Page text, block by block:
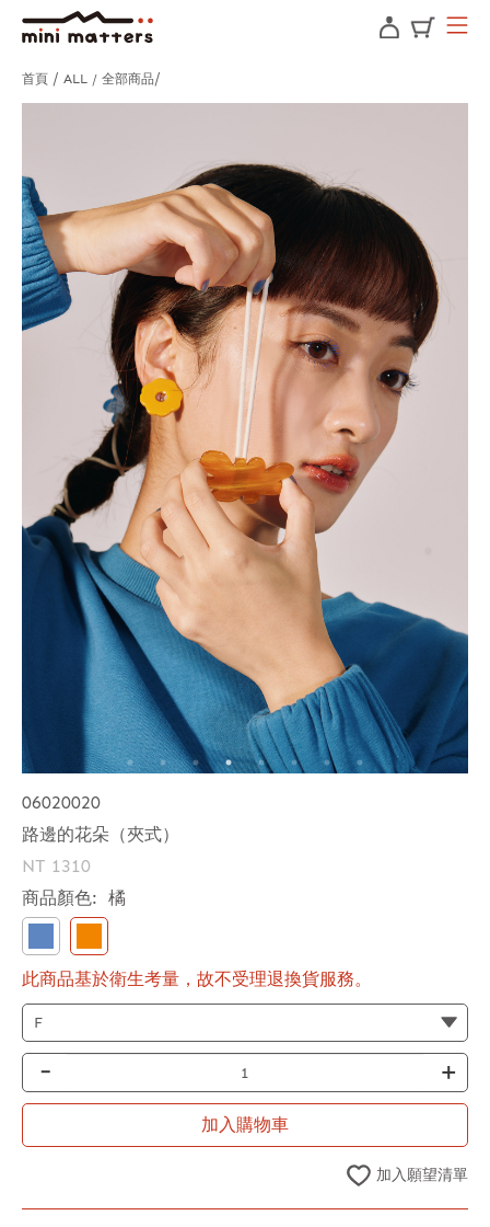
首頁 ALL / 全部商品
06020020
路邊的花朵（夾式）
NT 1310
商品顏色: 橘
此商品基於衛生考量，故不受理退換貨服務。
- +
加入購物車
加入願望清單